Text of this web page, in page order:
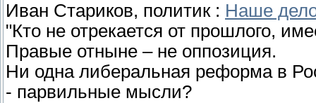
Иван Стариков, политик : Наше
"Кто не отрекается от прошлого,
Правые отныне – не оппозиция.
Ни одна либеральная реформа в
- парвильные мысли?